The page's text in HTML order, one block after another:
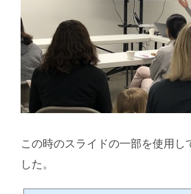
この時のスライドの一部を使用し
した。